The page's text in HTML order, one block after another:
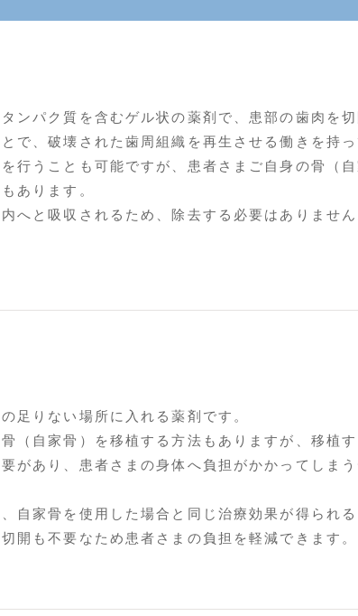
ンパク質を含むゲル状の薬剤で、患部の歯肉を
で、破壊された歯周組織を再生させる働きを持っ
行うことも可能ですが、患者さまご自身の骨（
あります。
へと吸収されるため、除去する必要はありません
足りない場所に入れる薬剤です。
（自家骨）を移植する方法もありますが、移植
があり、患者さまの身体へ負担がかかってしま
自家骨を使用した場合と同じ治療効果が得られ
開も不要なため患者さまの負担を軽減できます。